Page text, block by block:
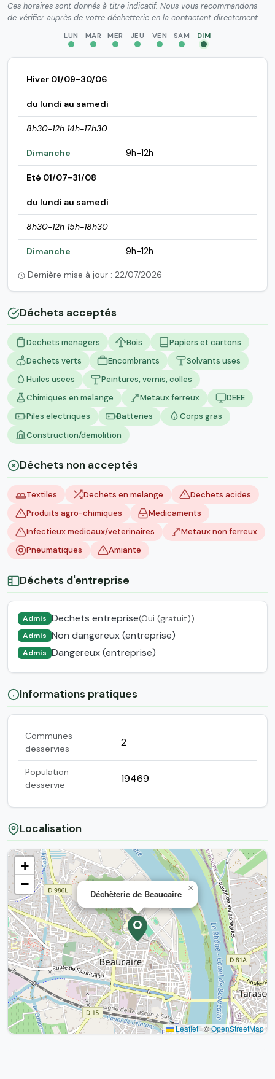
Ces horaires sont donnés à titre indicatif. Nous vous recommandons
de vérifier auprès de votre déchetterie en la contactant directement.
LUN MAR MER JEU VEN SAM DIM
Hiver 01/09-30/06
du lundi au samedi
8h30-12h 14h-17h30
Dimanche 9h-12h
Eté 01/07-31/08
du lundi au samedi
8h30-12h 15h-18h30
Dimanche 9h-12h
Dernière mise à jour : 22/07/2026
Déchets acceptés
Dechets menagers Bois
Papiers et cartons
Dechets verts
Encombrants
Solvants uses
Huiles usees
Peintures, vernis, colles
Chimiques en melange
Metaux ferreux
DEEE
Piles electriques
Batteries
Corps gras
Construction/demolition
Déchets non acceptés
Textiles Dechets en melange
Dechets acides
Produits agro-chimiques
Medicaments
Infectieux medicaux/veterinaires
Metaux non ferreux
Pneumatiques
Amiante
Déchets d'entreprise
Admis Dechets entreprise(Oui (gratuit))
Admis Non dangereux (entreprise)
Admis Dangereux (entreprise)
Informations pratiques
Communes
desservies
2
Population
desservie
19469
Localisation
Déchèterie de Beaucaire
×
+
−
Leaflet|©OpenStreetMap